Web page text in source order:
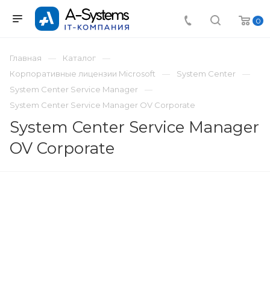
0
Главная
Каталог
Корпоративные лицензии Microsoft
System Center
System Center Service Manager
System Center Service Manager OV Corporate
System Center Service Manager
OV Corporate